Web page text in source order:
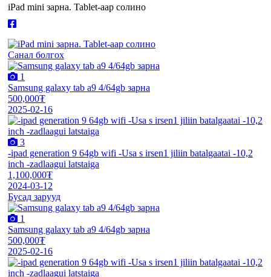
iPad mini зарна. Tablet-аар солино
Санал болгох
1
Samsung galaxy tab a9 4/64gb зарна
500,000₮
2025-02-16
3
-ipad generation 9 64gb wifi -Usa s irsen1 jiliin batalgaatai -10,2
inch -zadlaagui latstaiga
1,100,000₮
2024-03-12
Бусад зарууд
1
Samsung galaxy tab a9 4/64gb зарна
500,000₮
2025-02-16